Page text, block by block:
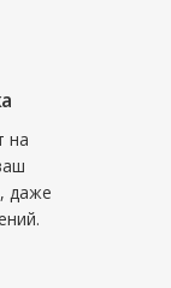
на
даже